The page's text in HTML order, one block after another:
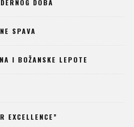
DOBA
SPAVA
I BOŽANSKE LEPOTE
EXCELLENCE”